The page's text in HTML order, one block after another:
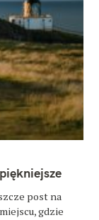
post na
gdzie